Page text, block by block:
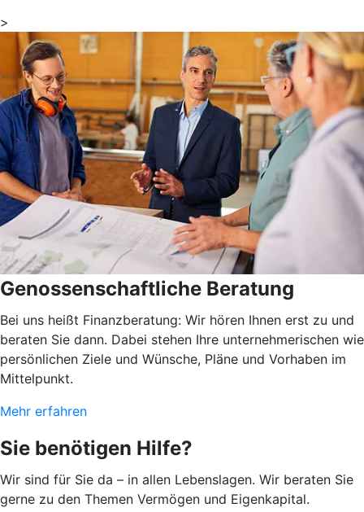
>
Genossenschaftliche Beratung
Bei uns heißt Finanzberatung: Wir hören Ihnen erst zu und
beraten Sie dann. Dabei stehen Ihre unternehmerischen wie
persönlichen Ziele und Wünsche, Pläne und Vorhaben im
Mittelpunkt.
Mehr erfahren
Sie benötigen Hilfe?
Wir sind für Sie da – in allen Lebenslagen. Wir beraten Sie
gerne zu den Themen Vermögen und Eigenkapital.